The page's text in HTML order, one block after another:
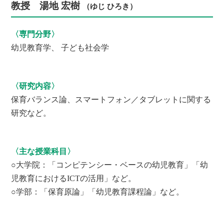
教授 湯地 宏樹 （ゆじ ひろき）
〈専門分野〉
幼児教育学、 子ども社会学
〈研究内容〉
保育バランス論、スマートフォン／タブレットに関する
研究など。
〈主な授業科目〉
○大学院：「コンピテンシー・ベースの幼児教育」「幼
児教育におけるICTの活用」など。
○学部：「保育原論」「幼児教育課程論」など。